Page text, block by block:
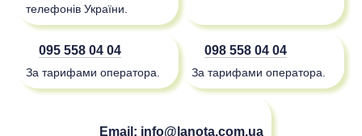
телефонів України.
095 558 04 04
За тарифами оператора.
098 558 04 04
За тарифами оператора.
Email: info@lanota.com.ua